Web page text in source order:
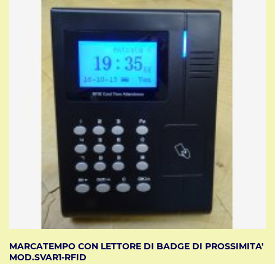
MARCATEMPO CON LETTORE DI BADGE DI PROSSIMITA'
MOD.SVAR1-RFID